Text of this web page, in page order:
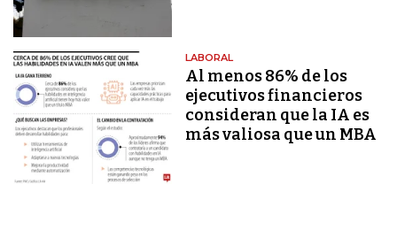
LABORAL
Al menos 86% de los
ejecutivos financieros
consideran que la IA es
más valiosa que un MBA